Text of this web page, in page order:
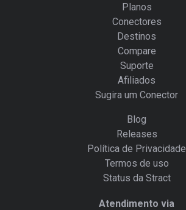
Planos
Conectores
Destinos
Compare
Suporte
Afiliados
Sugira um Conector
Blog
Releases
Política de Privacidade
Termos de uso
Status da Stract
Atendimento via